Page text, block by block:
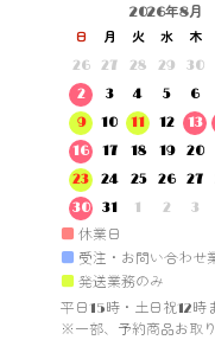
2026年8月
日 月 火 水 木
26
27 28 29 30
2
3 4 5 6
9
10 11 12 13
16
17 18 19 20
23
24 25 26 27
30
31 1 2 3
■ 休業日
■ 受注・お問い合わせ
■ 発送業務のみ
平日15時・土日祝12時
※一部、予約商品お取